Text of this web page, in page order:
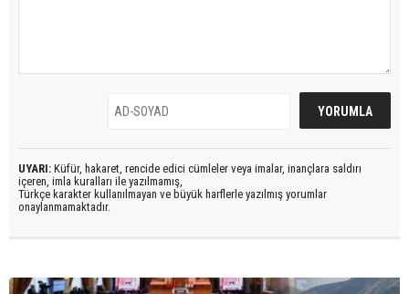
UYARI: Küfür, hakaret, rencide edici cümleler veya imalar, inançlara saldırı
içeren, imla kuralları ile yazılmamış,
Türkçe karakter kullanılmayan ve büyük harflerle yazılmış yorumlar
onaylanmamaktadır.